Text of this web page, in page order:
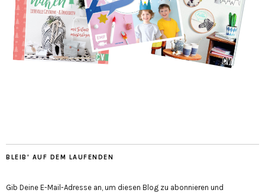
BLEIB' AUF DEM LAUFENDEN
Gib Deine E-Mail-Adresse an, um diesen Blog zu abonnieren und